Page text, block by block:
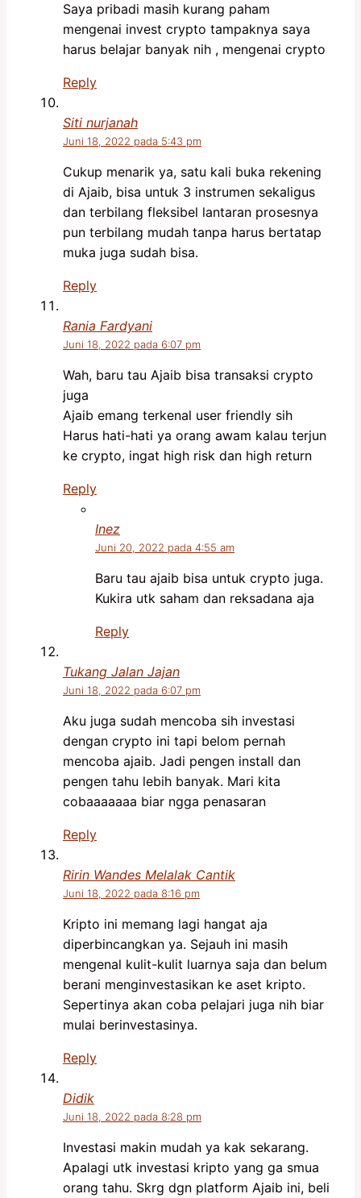
Saya pribadi masih kurang paham
mengenai invest crypto tampaknya saya
harus belajar banyak nih , mengenai crypto
Reply
Siti nurjanah
Juni 18, 2022 pada 5:43 pm
Cukup menarik ya, satu kali buka rekening
di Ajaib, bisa untuk 3 instrumen sekaligus
dan terbilang fleksibel lantaran prosesnya
pun terbilang mudah tanpa harus bertatap
muka juga sudah bisa.
Reply
Rania Fardyani
Juni 18, 2022 pada 6:07 pm
Wah, baru tau Ajaib bisa transaksi crypto
juga
Ajaib emang terkenal user friendly sih
Harus hati-hati ya orang awam kalau terjun
ke crypto, ingat high risk dan high return
Reply
Inez
Juni 20, 2022 pada 4:55 am
Baru tau ajaib bisa untuk crypto juga.
Kukira utk saham dan reksadana aja
Reply
Tukang Jalan Jajan
Juni 18, 2022 pada 6:07 pm
Aku juga sudah mencoba sih investasi
dengan crypto ini tapi belom pernah
mencoba ajaib. Jadi pengen install dan
pengen tahu lebih banyak. Mari kita
cobaaaaaaa biar ngga penasaran
Reply
Ririn Wandes Melalak Cantik
Juni 18, 2022 pada 8:16 pm
Kripto ini memang lagi hangat aja
diperbincangkan ya. Sejauh ini masih
mengenal kulit-kulit luarnya saja dan belum
berani menginvestasikan ke aset kripto.
Sepertinya akan coba pelajari juga nih biar
mulai berinvestasinya.
Reply
Didik
Juni 18, 2022 pada 8:28 pm
Investasi makin mudah ya kak sekarang.
Apalagi utk investasi kripto yang ga smua
orang tahu. Skrg dgn platform Ajaib ini, beli